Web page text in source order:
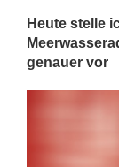
Heute stelle
genauer vor